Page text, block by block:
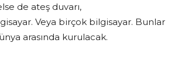
de ateş duvarı,
Veya birçok bilgisayar. Bunlar
arasında kurulacak.